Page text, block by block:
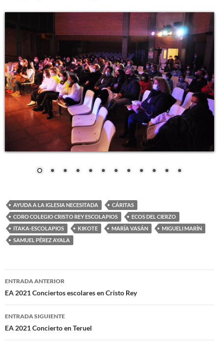
AYUDA A LA IGLESIA NECESITADA
CÁRITAS
CORO COLEGIO CRISTO REY ESCOLAPIOS
ECOS DEL CIERZO
ITAKA-ESCOLAPIOS
KIKOTE MARÍA VASÁN
MIGUELI MARÍN
SAMUEL PÉREZ AYALA
Navegación
de
entradas
ENTRADA ANTERIOR
EA 2021 Conciertos escolares en Cristo Rey
ENTRADA SIGUIENTE
EA 2021 Concierto en Teruel